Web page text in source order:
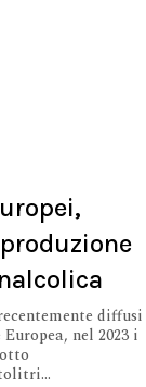
diffusi
nel 2023 i